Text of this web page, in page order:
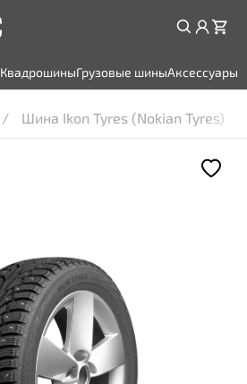
КвадрошиныГрузовые шиныАксессуары
Шина Ikon Tyres (Nokian Tyres)